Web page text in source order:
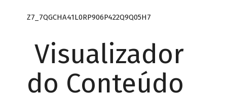
Z7_7QGCHA41L0RP906P422Q9Q05H7
Visualizador
do Conteúdo